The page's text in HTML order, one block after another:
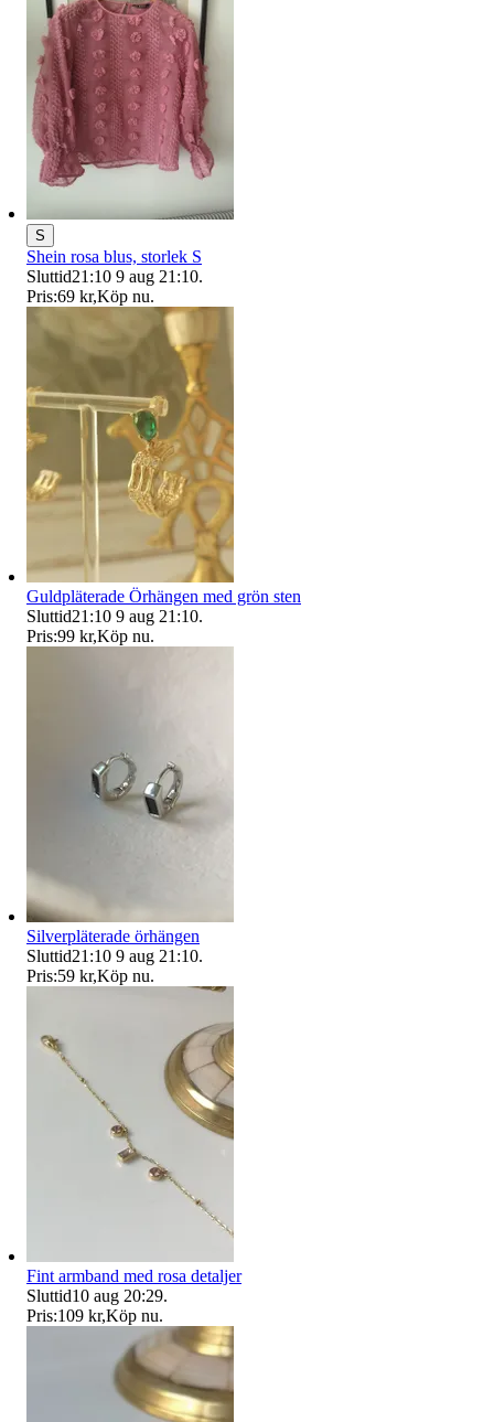
S
Shein rosa blus, storlek S
Sluttid21:10 9 aug 21:10.
Pris:69 kr,Köp nu.
Guldpläterade Örhängen med grön sten
Sluttid21:10 9 aug 21:10.
Pris:99 kr,Köp nu.
Silverpläterade örhängen
Sluttid21:10 9 aug 21:10.
Pris:59 kr,Köp nu.
Fint armband med rosa detaljer
Sluttid10 aug 20:29.
Pris:109 kr,Köp nu.